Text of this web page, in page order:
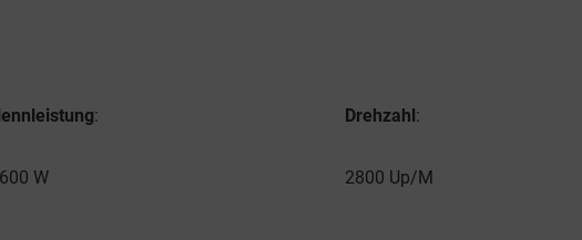
:
W
Drehzahl:
2800 Up/M